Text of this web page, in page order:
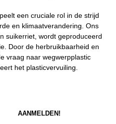
een cruciale rol in de strijd
en klimaatverandering. Ons
suikerriet, wordt geproduceerd
Door de herbruikbaarheid en
vraag naar wegwerpplastic
het plasticvervuiling.